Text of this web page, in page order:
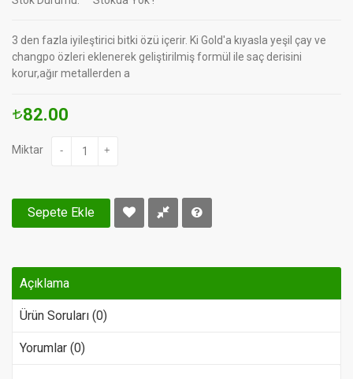
3 den fazla iyileştirici bitki özü içerir. Ki Gold'a kıyasla yeşil çay ve
changpo özleri eklenerek geliştirilmiş formül ile saç derisini
korur,ağır metallerden a
82.00
Miktar - +
Sepete Ekle
Açıklama
Ürün Soruları (0)
Yorumlar (0)